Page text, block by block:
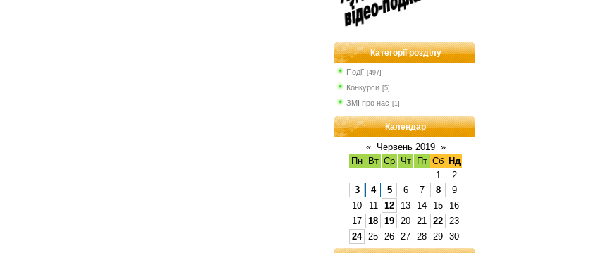
Категорії розділу
Події [497]
Конкурси [5]
ЗМІ про нас [1]
Календар
« Червень 2019 »
Пн
Вт Ср Чт Пт Сб Нд
1
2
3
4 5 6 7 8
9
10
11 12 13 14 15
16
17 18 19 20 21 22 23
24 25 26 27 28 29 30